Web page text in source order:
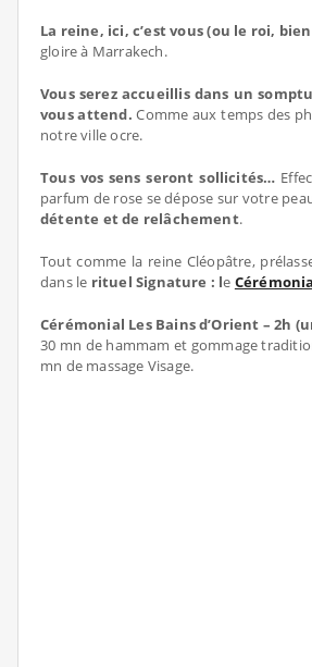
La reine, ici, c’est vous (ou le roi,
gloire à Marrakech.
Vous serez accueillis dans un
vous attend. Comme aux temps des
notre ville ocre.
Tous vos sens seront sollicités…
parfum de rose se dépose sur votre
détente et de relâchement.
Tout comme la reine Cléopâtre,
dans le rituel Signature : le
Cérémonial Les Bains d’Orient – 2h
30 mn de hammam et gommage
mn de massage Visage.